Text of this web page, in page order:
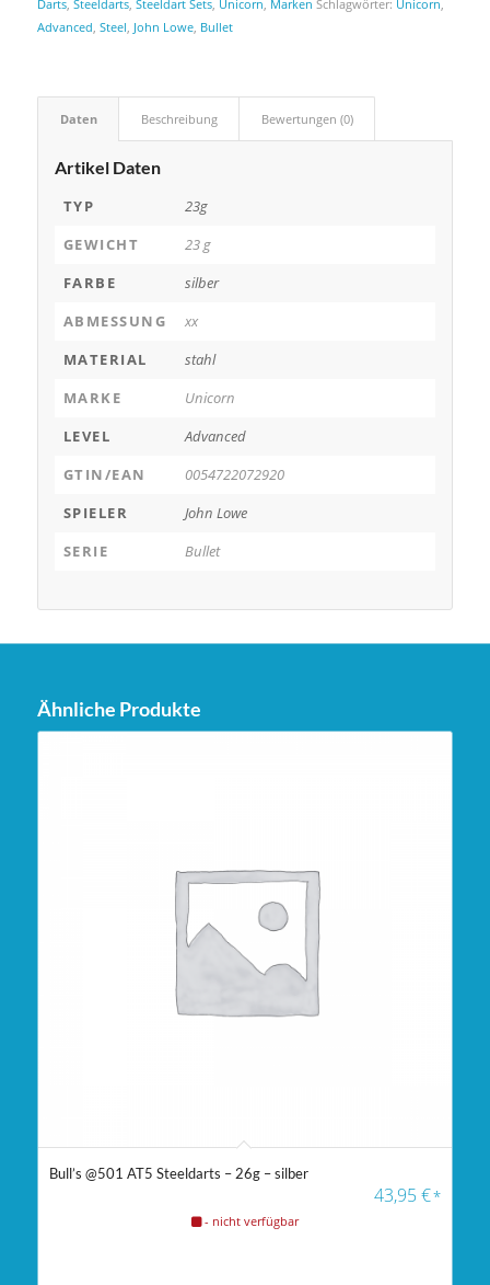
Darts, Steeldarts, Steeldart Sets, Unicorn, Marken Schlagwörter: Unicorn,
Advanced, Steel, John Lowe, Bullet
Daten Beschreibung Bewertungen (0)
Artikel Daten
TYP
23g
GEWICHT
23 g
FARBE
silber
ABMESSUNG
xx
MATERIAL
stahl
MARKE
Unicorn
LEVEL
Advanced
GTIN/EAN
0054722072920
SPIELER
John Lowe
SERIE
Bullet
Ähnliche Produkte
Bull’s @501 AT5 Steeldarts – 26g – silber
43,95€*
- nicht verfügbar